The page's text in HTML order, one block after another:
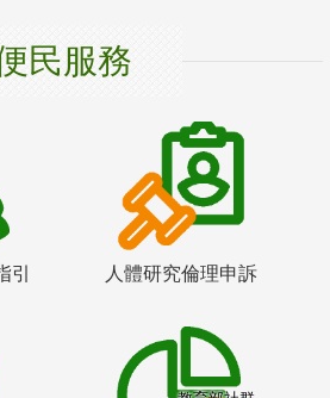
民服務
引
人體研究倫理申訴